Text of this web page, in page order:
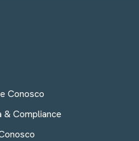
Conosco
& Compliance